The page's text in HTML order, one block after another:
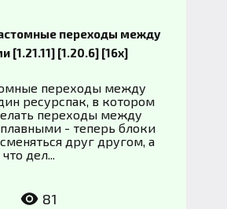
переходы между
[1.21.11] [1.20.6] [16x]
переходы между
ресурспак, в котором
переходы между
- теперь блоки
друг другом, а
дел...
81